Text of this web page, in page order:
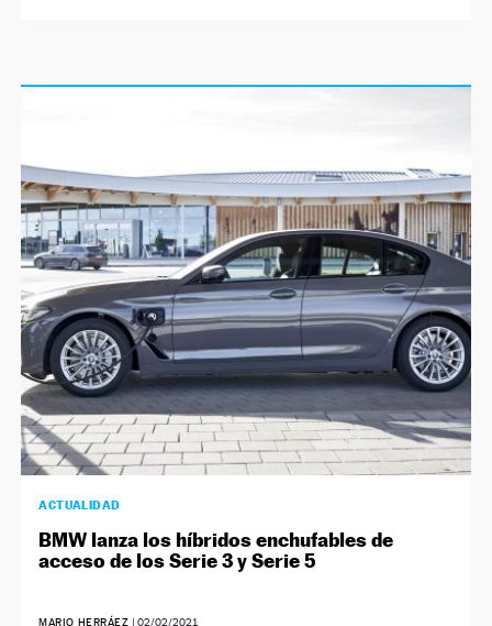
ACTUALIDAD
BMW lanza los híbridos enchufables de
acceso de los Serie 3 y Serie 5
MARIO HERRÁEZ | 02/02/2021